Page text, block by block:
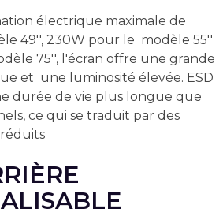
électrique maximale de
49'', 230W pour le modèle 55''
75'', l'écran offre une grande
et une luminosité élevée. ESD
durée de vie plus longue que
ce qui se traduit par des